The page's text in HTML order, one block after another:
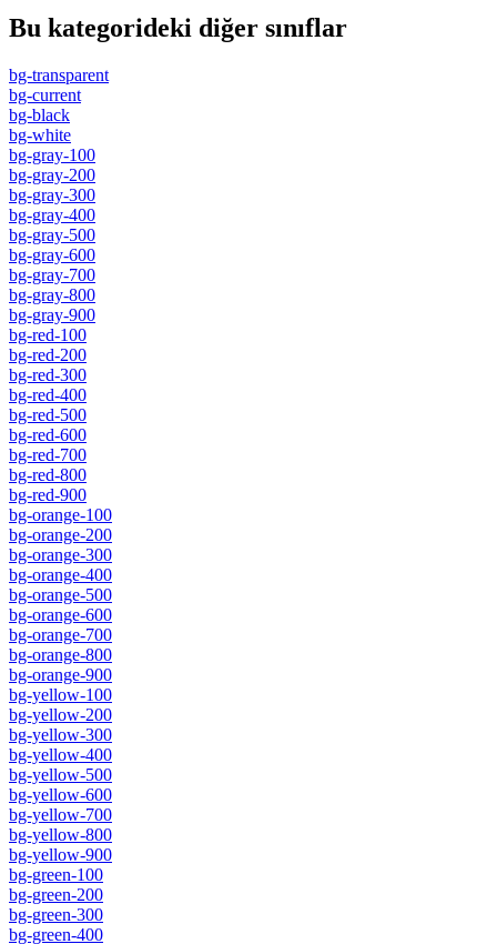
Bu kategorideki diğer sınıflar
bg-transparent
bg-current
bg-black
bg-white
bg-gray-100
bg-gray-200
bg-gray-300
bg-gray-400
bg-gray-500
bg-gray-600
bg-gray-700
bg-gray-800
bg-gray-900
bg-red-100
bg-red-200
bg-red-300
bg-red-400
bg-red-500
bg-red-600
bg-red-700
bg-red-800
bg-red-900
bg-orange-100
bg-orange-200
bg-orange-300
bg-orange-400
bg-orange-500
bg-orange-600
bg-orange-700
bg-orange-800
bg-orange-900
bg-yellow-100
bg-yellow-200
bg-yellow-300
bg-yellow-400
bg-yellow-500
bg-yellow-600
bg-yellow-700
bg-yellow-800
bg-yellow-900
bg-green-100
bg-green-200
bg-green-300
bg-green-400